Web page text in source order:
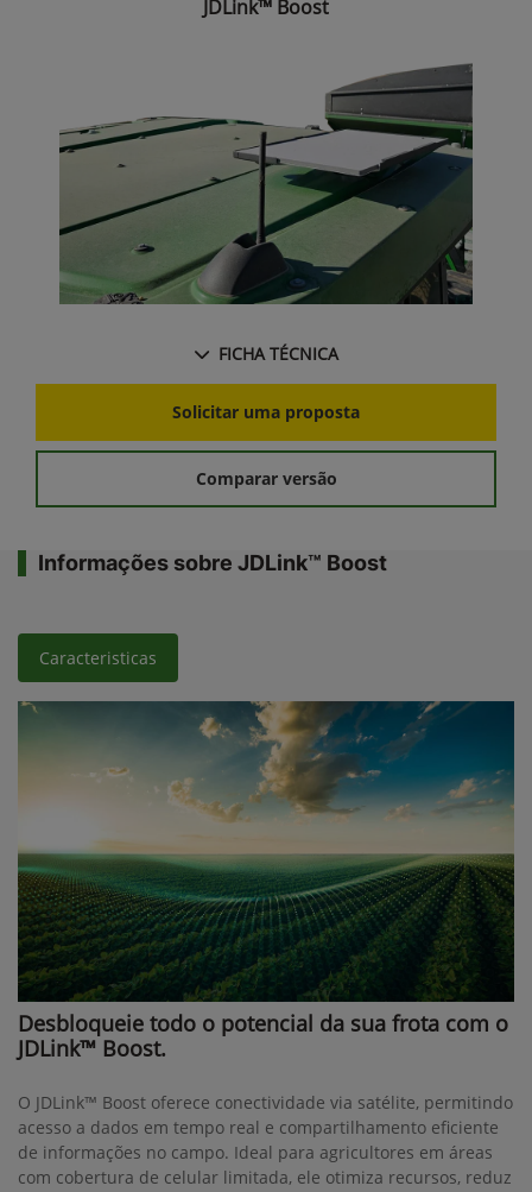
JDLink™ Boost
FICHA TÉCNICA
Solicitar uma proposta
Comparar versão
Informações sobre JDLink™ Boost
Caracteristicas
Desbloqueie todo o potencial da sua frota com o
JDLink™ Boost.
O JDLink™ Boost oferece conectividade via satélite, permitindo
acesso a dados em tempo real e compartilhamento eficiente
de informações no campo. Ideal para agricultores em áreas
com cobertura de celular limitada, ele otimiza recursos, reduz